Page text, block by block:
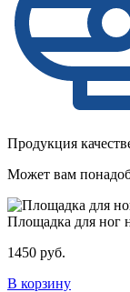
Продукция
Может вам
Площадка для ног
1450 руб.
В корзину